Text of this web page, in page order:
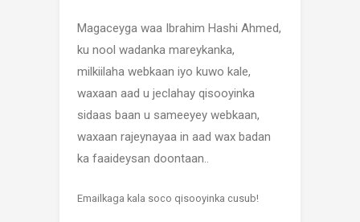
Magaceyga waa Ibrahim Hashi Ahmed,
ku nool wadanka mareykanka,
milkiilaha webkaan iyo kuwo kale,
waxaan aad u jeclahay qisooyinka
sidaas baan u sameeyey webkaan,
waxaan rajeynayaa in aad wax badan
ka faaideysan doontaan..
Emailkaga kala soco qisooyinka cusub!